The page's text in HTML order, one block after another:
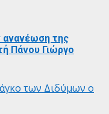
της
Πάνου Γιώργο
των Διδύμων ο